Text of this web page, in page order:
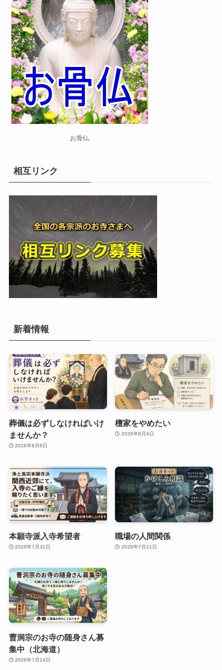
お骨仏
相互リンク
新着情報
葬儀は必ずしなければいけ
ませんか？
2026年8月6日
檀家をやめたい
2026年8月4日
本願寺派入寺希望者
2026年7月31日
職場の人間関係
2026年7月21日
曹洞宗のお寺の随身さん募
集中（北海道）
2026年7月14日